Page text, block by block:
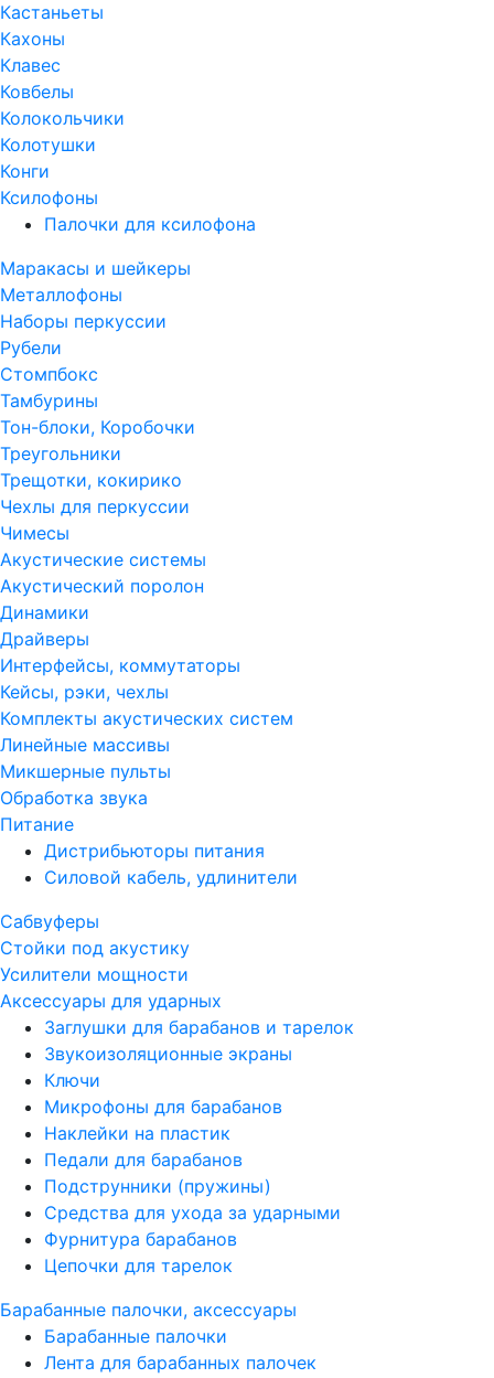
Кастаньеты
Кахоны
Клавес
Ковбелы
Колокольчики
Колотушки
Конги
Ксилофоны
Палочки для ксилофона
Маракасы и шейкеры
Металлофоны
Наборы перкуссии
Рубели
Стомпбокс
Тамбурины
Тон-блоки, Коробочки
Треугольники
Трещотки, кокирико
Чехлы для перкуссии
Чимесы
Акустические системы
Акустический поролон
Динамики
Драйверы
Интерфейсы, коммутаторы
Кейсы, рэки, чехлы
Комплекты акустических систем
Линейные массивы
Микшерные пульты
Обработка звука
Питание
Дистрибьюторы питания
Силовой кабель, удлинители
Сабвуферы
Стойки под акустику
Усилители мощности
Аксессуары для ударных
Заглушки для барабанов и тарелок
Звукоизоляционные экраны
Ключи
Микрофоны для барабанов
Наклейки на пластик
Педали для барабанов
Подструнники (пружины)
Средства для ухода за ударными
Фурнитура барабанов
Цепочки для тарелок
Барабанные палочки, аксессуары
Барабанные палочки
Лента для барабанных палочек